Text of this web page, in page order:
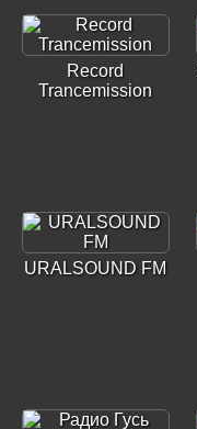
Record
Trancemission
URALSOUND FM